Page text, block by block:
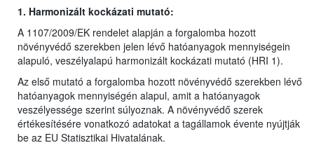
1. Harmonizált kockázati mutató:
A 1107/2009/EK rendelet alapján a forgalomba hozott
növényvédő szerekben jelen lévő hatóanyagok mennyiségein
alapuló, veszélyalapú harmonizált kockázati mutató (HRI 1).
Az első mutató a forgalomba hozott növényvédő szerekben lévő
hatóanyagok mennyiségén alapul, amit a hatóanyagok
veszélyessége szerint súlyoznak. A növényvédő szerek
értékesítésére vonatkozó adatokat a tagállamok évente nyújtják
be az EU Statisztikai Hivatalának.